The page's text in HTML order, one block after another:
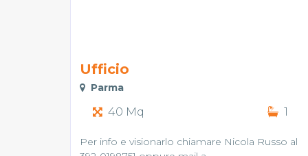
Ufficio
Parma
40 Mq 1
Per info e visionarlo chiamare Nicola Russo al